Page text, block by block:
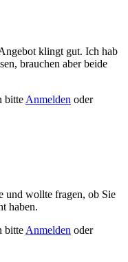
klingt gut. Ich hab
brauchen aber beide
bitte Anmelden oder
und wollte fragen, ob Sie
haben.
bitte Anmelden oder